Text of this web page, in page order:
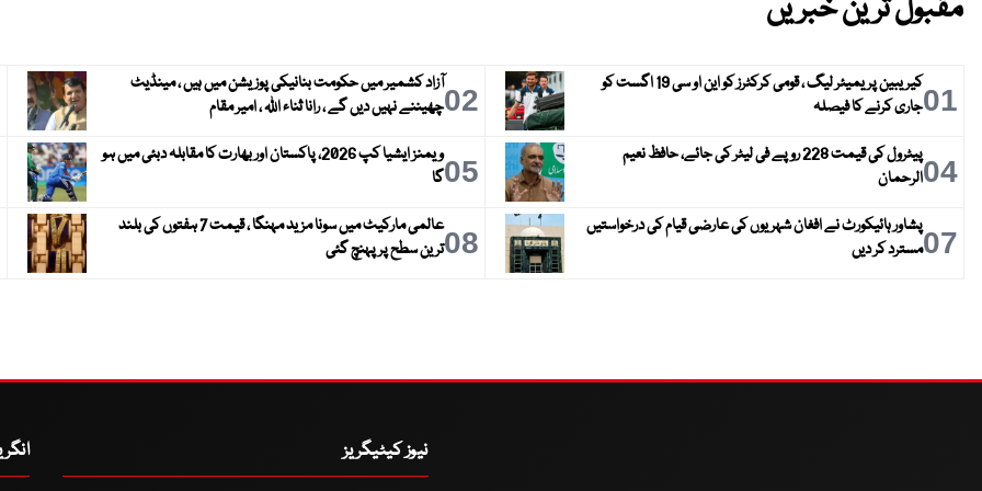
مقبول ترین خبریں
01
کیریبین پریمیئر لیگ ، قومی کرکٹرز کو این او سی 19 اگست کو
جاری کرنے کا فیصلہ
02آزاد کشمیر میں حکومت بنانیکی پوزیشن میں ہیں ، مینڈیٹ
چھیننے نہیں دیں گے ، رانا ثناء اللہ ، امیر مقام
04
پیٹرول کی قیمت 228 روپے فی لیٹر کی جائے، حافظ نعیم
الرحمان
05
ویمنز ایشیا کپ 2026، پاکستان اور بھارت کا مقابلہ دبئی میں ہو
گا
07پشاور ہائیکورٹ نے افغان شہریوں کی عارضی قیام کی درخواستیں
مسترد کر دیں
08
عالمی مارکیٹ میں سونا مزید مہنگا ، قیمت 7 ہفتوں کی بلند
ترین سطح پر پہنچ گئی
نیوز کیٹیگریز